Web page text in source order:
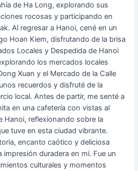
de Ha Long, explorando sus
rocosas y participando en
Al regresar a Hanoi, cené en un
Hoan Kiem, disfrutando de la brisa
Locales y Despedida de Hanoi
los mercados locales
Xuan y el Mercado de la Calle
recuerdos y disfruté de la
local. Antes de partir, me senté a
en una cafetería con vistas al
Hanoi, reflexionando sobre la
tuve en esta ciudad vibrante.
encanto caótico y deliciosa
duradera en mí. Fue un
culturales y momentos